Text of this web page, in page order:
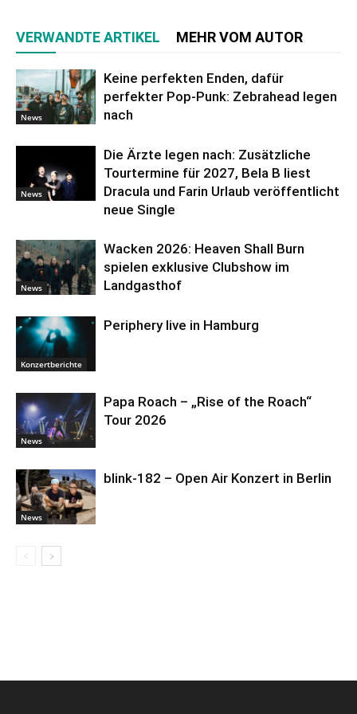
VERWANDTE ARTIKEL MEHR VOM AUTOR
News
Keine perfekten Enden, dafür
perfekter Pop-Punk: Zebrahead legen
nach
News
Die Ärzte legen nach: Zusätzliche
Tourtermine für 2027, Bela B liest
Dracula und Farin Urlaub veröffentlicht
neue Single
News
Wacken 2026: Heaven Shall Burn
spielen exklusive Clubshow im
Landgasthof
Konzertberichte
Periphery live in Hamburg
News
Papa Roach – „Rise of the Roach“
Tour 2026
News
blink-182 – Open Air Konzert in Berlin